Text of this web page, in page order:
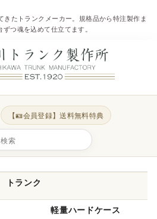
たトランクメーカー。規格品から特注製作ま
つ魂を込めて仕立てます。
【🪪会員登録】送料無料特典
トランク
軽量ハードケース